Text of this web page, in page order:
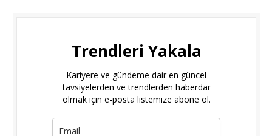
Trendleri Yakala
Kariyere ve gündeme dair en güncel
tavsiyelerden ve trendlerden haberdar
olmak için e-posta listemize abone ol.